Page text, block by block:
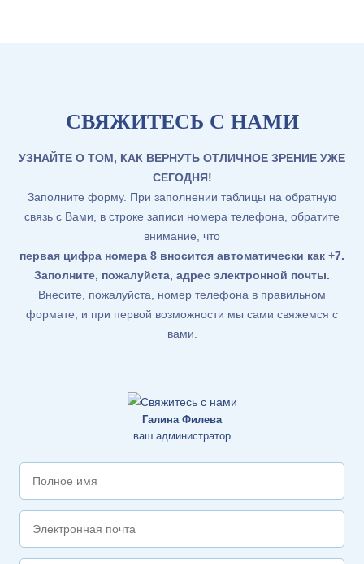
СВЯЖИТЕСЬ С НАМИ
УЗНАЙТЕ О ТОМ, КАК ВЕРНУТЬ ОТЛИЧНОЕ ЗРЕНИЕ УЖЕ
СЕГОДНЯ!
Заполните форму. При заполнении таблицы на обратную
связь с Вами, в строке записи номера телефона, обратите
внимание, что
первая цифра номера 8 вносится автоматически как +7.
Заполните, пожалуйста, адрес электронной почты.
Внесите, пожалуйста, номер телефона в правильном
формате, и при первой возможности мы сами свяжемся с
вами.
Галина Филева
ваш администратор